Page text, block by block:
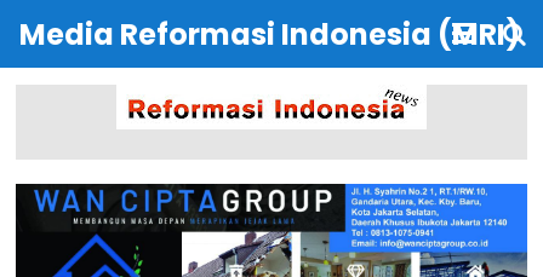
Media Reformasi Indonesia (MRI)